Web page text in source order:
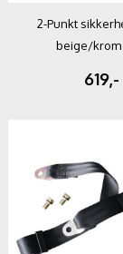
2-Punkt
beige/krom
619,-